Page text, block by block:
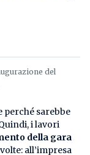
del
perché sarebbe
i lavori
della gara
all’impresa